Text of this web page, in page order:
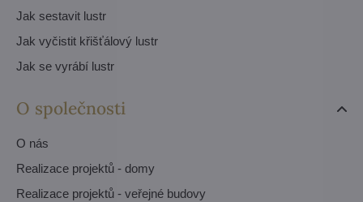
Jak sestavit lustr
Jak vyčistit křišťálový lustr
Jak se vyrábí lustr
O společnosti
O nás
Realizace projektů - domy
Realizace projektů - veřejné budovy